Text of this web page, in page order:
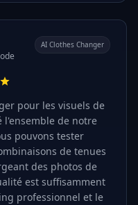
AI Clothes Changer
pour les visuels de
l'ensemble de notre
pouvons tester
de tenues
des photos de
est suffisamment
professionnel et le